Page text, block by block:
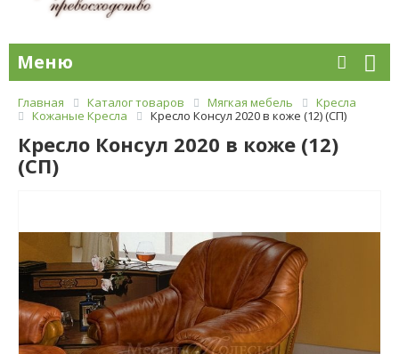
Меню
Главная Каталог товаров Мягкая мебель
Кресла
Кожаные Кресла
Кресло Консул 2020 в коже (12) (СП)
Кресло Консул 2020 в коже (12)
(СП)